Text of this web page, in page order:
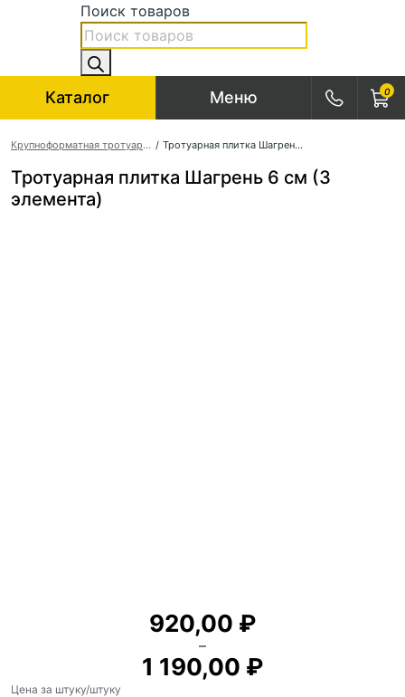
Поиск товаров
Каталог Меню 0
Крупноформатная тротуарная плитка / Тротуарная плитка Шагрень 6 см (3 элемента)
Тротуарная плитка Шагрень 6 см (3
элемента)
920,00 ₽
–
1 190,00 ₽
Цена за штуку/штуку